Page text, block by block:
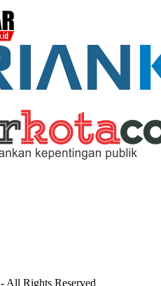
- All Rights Reserved